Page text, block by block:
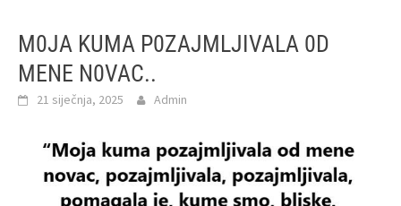
M0JA KUMA P0ZAJMLJIVALA 0D
MENE N0VAC..
21 siječnja, 2025 Admin